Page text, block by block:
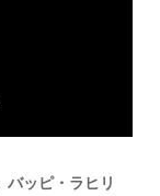
バッピ・ラヒリ